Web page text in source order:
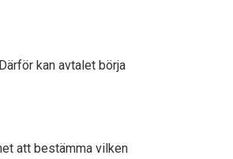
kan avtalet börja
att bestämma vilken